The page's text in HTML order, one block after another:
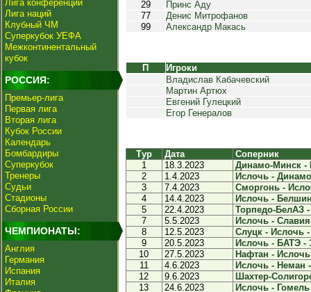
Лига конференций
Лига наций
Клубный ЧМ
Суперкубок УЕФА
Межконтинентальный
кубок
РОССИЯ:
Премьер-лига
Первая лига
Вторая лига
Кубок России
Календарь
Бомбардиры
Суперкубок
Тренеры
Судьи
Стадионы
Сборная России
ЧЕМПИОНАТЫ:
Англия
Германия
Испания
Италия
29
Принс Аду
77
Денис Митрофанов
99
Александр Макась
П
Игроки
Владислав Кабачевский
Мартин Артюх
Евгений Гулецкий
Егор Генералов
Тур Дата
Соперник
1
18.3.2023
Динамо-Минск -
2
1.4.2023
Ислочь -
3
7.4.2023
Сморгонь -
4
14.4.2023
Ислочь -
5
22.4.2023
Торпедо-БелАЗ
7
5.5.2023
Ислочь -
8
12.5.2023
Слуцк - Ислочь -
9
20.5.2023
Ислочь - БАТЭ -
10
27.5.2023
Нафтан -
11
4.6.2023
Ислочь - Неман
12
9.6.2023
Шахтер-
13
24.6.2023
Ислочь - Гомель